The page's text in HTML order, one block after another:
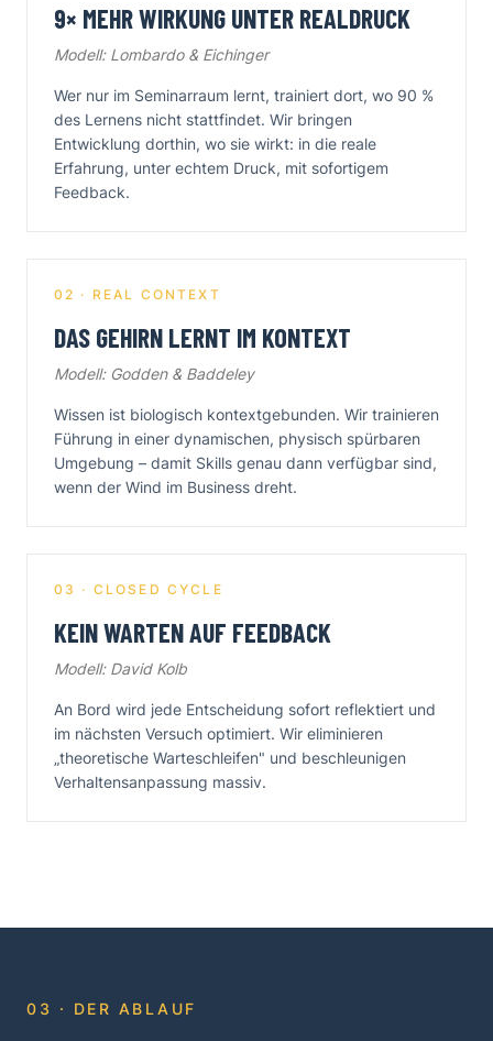
9× MEHR WIRKUNG UNTER REALDRUCK
Modell: Lombardo & Eichinger
Wer nur im Seminarraum lernt, trainiert dort, wo 90 %
des Lernens nicht stattfindet. Wir bringen
Entwicklung dorthin, wo sie wirkt: in die reale
Erfahrung, unter echtem Druck, mit sofortigem
Feedback.
02 · REAL CONTEXT
DAS GEHIRN LERNT IM KONTEXT
Modell: Godden & Baddeley
Wissen ist biologisch kontextgebunden. Wir trainieren
Führung in einer dynamischen, physisch spürbaren
Umgebung – damit Skills genau dann verfügbar sind,
wenn der Wind im Business dreht.
03 · CLOSED CYCLE
KEIN WARTEN AUF FEEDBACK
Modell: David Kolb
An Bord wird jede Entscheidung sofort reflektiert und
im nächsten Versuch optimiert. Wir eliminieren
„theoretische Warteschleifen" und beschleunigen
Verhaltensanpassung massiv.
03 · DER ABLAUF